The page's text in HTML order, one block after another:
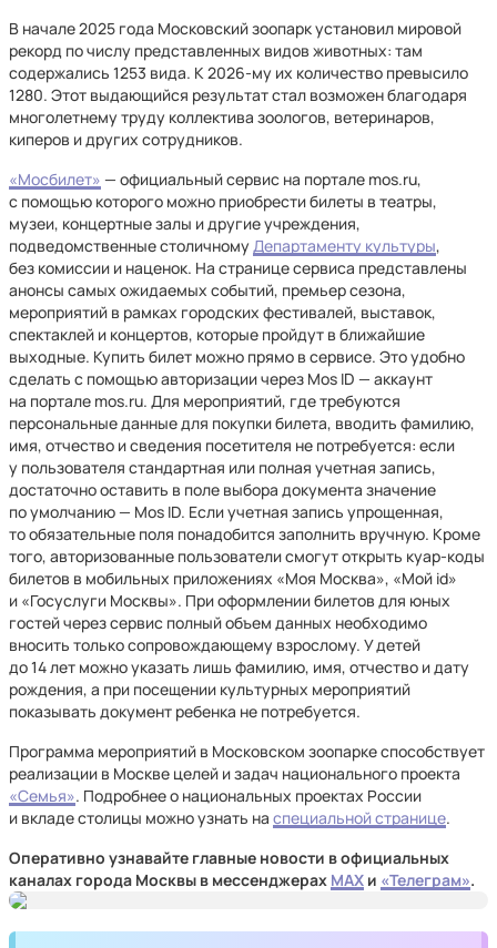
В начале 2025 года Московский зоопарк установил мировой
рекорд по числу представленных видов животных: там
содержались 1253 вида. К 2026-му их количество превысило
1280. Этот выдающийся результат стал возможен благодаря
многолетнему труду коллектива зоологов, ветеринаров,
киперов и других сотрудников.
«Мосбилет» — официальный сервис на портале mos.ru,
с помощью которого можно приобрести билеты в театры,
музеи, концертные залы и другие учреждения,
подведомственные столичномуДепартаменту культуры,
без комиссии и наценок. На странице сервиса представлены
анонсы самых ожидаемых событий, премьер сезона,
мероприятий в рамках городских фестивалей, выставок,
спектаклей и концертов, которые пройдут в ближайшие
выходные. Купить билет можно прямо в сервисе. Это удобно
сделать с помощью авторизации через Mos ID — аккаунт
на портале mos.ru. Для мероприятий, где требуются
персональные данные для покупки билета, вводить фамилию,
имя, отчество и сведения посетителя не потребуется: если
у пользователя стандартная или полная учетная запись,
достаточно оставить в поле выбора документа значение
по умолчанию — Mos ID. Если учетная запись упрощенная,
то обязательные поля понадобится заполнить вручную. Кроме
того, авторизованные пользователи смогут открыть куар-коды
билетов в мобильных приложениях «Моя Москва», «Мой id»
и «Госуслуги Москвы». При оформлении билетов для юных
гостей через сервис полный объем данных необходимо
вносить только сопровождающему взрослому. У детей
до 14 лет можно указать лишь фамилию, имя, отчество и дату
рождения, а при посещении культурных мероприятий
показывать документ ребенка не потребуется.
Программа мероприятий в Московском зоопарке способствует
реализации в Москве целей и задач национального проекта
«Семья». Подробнее о национальных проектах России
и вкладе столицы можно узнать на специальной странице.
Оперативно узнавайте главные новости в официальных
каналах города Москвы в мессенджерах MAX и «Телеграм».